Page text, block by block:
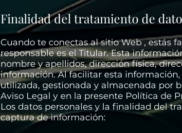
Finalidad del tratamiento de
Cuando te conectas al sitio Web , estás
responsable es el Titular. Esta
nombre y apellidos, dirección física,
información. Al facilitar esta
utilizada, gestionada y almacenada por
Aviso Legal y en la presente Política de
Los datos personales y la finalidad del
captura de información: